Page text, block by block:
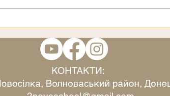
КОНТАКТИ:
Волноваський район,